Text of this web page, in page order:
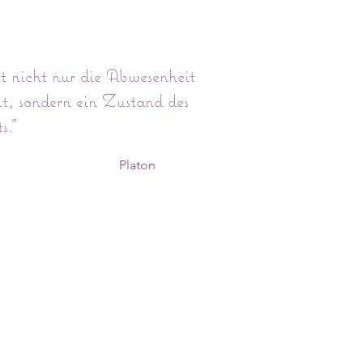
nicht nur die Abwesenheit
sondern ein Zustand des